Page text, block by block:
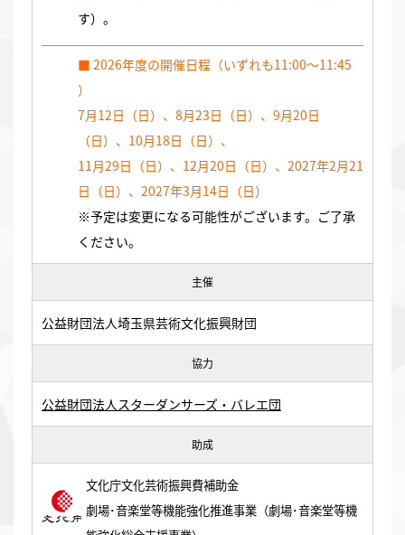
す）。
■ 2026年度の開催日程（いずれも11:00～11:45
）
7月12日（日）、8月23日（日）、9月20日
（日）、10月18日（日）、
11月29日（日）、12月20日（日）、2027年2月21
日（日）、2027年3月14日（日）
※予定は変更になる可能性がございます。ご了承
ください。
主催
公益財団法人埼玉県芸術文化振興財団
協力
公益財団法人スターダンサーズ・バレエ団
助成
文化庁文化芸術振興費補助金
劇場･音楽堂等機能強化推進事業（劇場･音楽堂等機